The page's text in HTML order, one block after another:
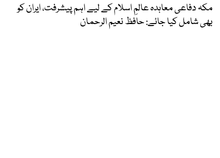
مکہ دفاعی معاہدہ عالمِ اسلام کے لیے اہم پیشرفت، ایران کو
بھی شامل کیا جائے: حافظ نعیم الرحمان